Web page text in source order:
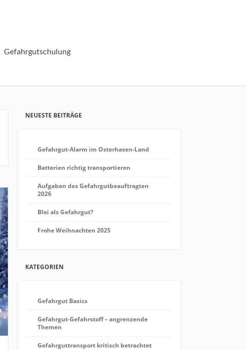
Gefahrgutschulung
NEUESTE BEITRÄGE
Gefahrgut-Alarm im Osterhasen-Land
Batterien richtig transportieren
Aufgaben des Gefahrgutbeauftragten
2026
Blei als Gefahrgut?
Frohe Weihnachten 2025
KATEGORIEN
Gefahrgut Basics
Gefahrgut-Gefahrstoff – angrenzende
Themen
Gefahrguttransport kritisch betrachtet